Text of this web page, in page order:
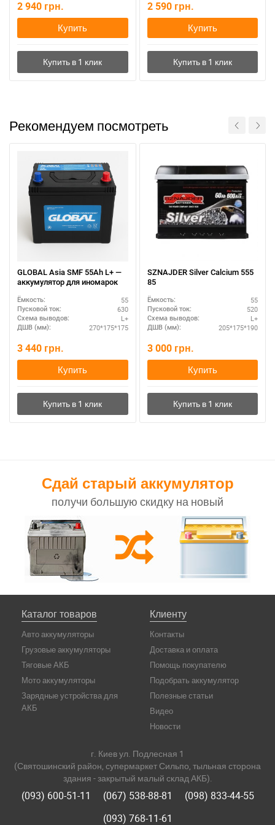
2 940 грн.
Купить
2 590 грн.
Купить
Рекомендуем посмотреть
GLOBAL Asia SMF 55Ah L+ —
аккумулятор для иномарок
Ёмкость: 55
Пусковой ток: 630
Схема выводов: L+
ДШВ (мм): 270*175*175
3 440 грн.
Купить
SZNAJDER Silver Calcium 555
85
Ёмкость: 55
Пусковой ток: 520
Схема выводов: L+
ДШВ (мм): 205*175*190
3 000 грн.
Купить
Сдай старый аккумулятор
получи большую скидку на новый
Каталог товаров
Авто аккумуляторы
Грузовые аккумуляторы
Тяговые АКБ
Мото аккумуляторы
Зарядные устройства для
АКБ
Клиенту
Контакты
Доставка и оплата
Помощь покупателю
Подобрать аккумулятор
Полезные статьи
Видео
Новости
г. Киев ул. Подлесная 1
(Святошинский район, супермаркет Сильпо, тыльная сторона
здания - закрытый малый склад АКБ).
(093) 600-51-11 (067) 538-88-81
(098) 833-44-55
(093) 768-11-61